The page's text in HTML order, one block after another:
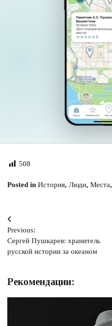
508
Posted in История, Люди, Места,
Навигация
по
записям
Previous:
Сергей Пушкарев: хранитель
русской истории за океаном
Рекомендации: